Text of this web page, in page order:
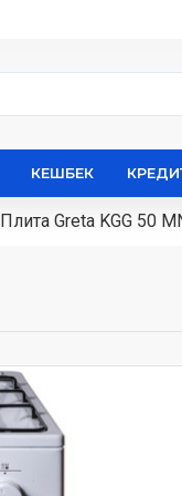
КЕШБЕК
Плита Greta KGG 50